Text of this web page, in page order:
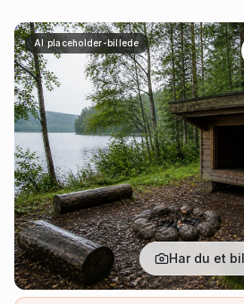
AI placeholder-billede
Har du et